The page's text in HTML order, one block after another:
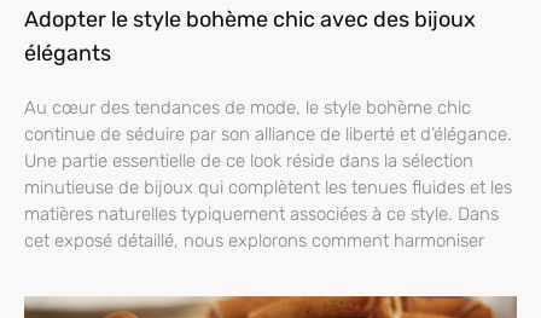
Adopter le style bohème chic avec des bijoux
élégants
Au cœur des tendances de mode, le style bohème chic
continue de séduire par son alliance de liberté et d’élégance.
Une partie essentielle de ce look réside dans la sélection
minutieuse de bijoux qui complètent les tenues fluides et les
matières naturelles typiquement associées à ce style. Dans
cet exposé détaillé, nous explorons comment harmoniser